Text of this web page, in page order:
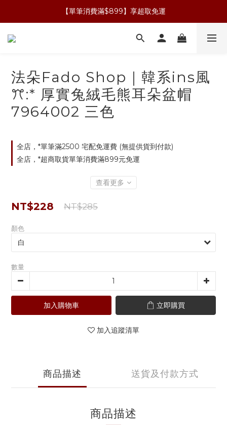
【單筆消費滿$899】享超取免運
法朵Fado Shop｜韓系ins風
ꔫ:* 厚實兔絨毛熊耳朵盆帽
7964002 三色
全店，*單筆滿2500 宅配免運費 (無提供貨到付款)
全店，*超商取貨單筆消費滿899元免運
查看更多
NT$228 NT$285
顏色
數量
加入購物車 立即購買
加入追蹤清單
商品描述 送貨及付款方式
商品描述